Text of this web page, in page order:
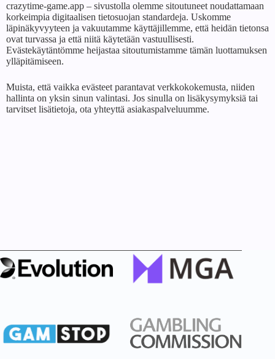
crazytime-game.app – sivustolla olemme sitoutuneet noudattamaan
korkeimpia digitaalisen tietosuojan standardeja. Uskomme
läpinäkyvyyteen ja vakuutamme käyttäjillemme, että heidän tietonsa
ovat turvassa ja että niitä käytetään vastuullisesti.
Evästekäytäntömme heijastaa sitoutumistamme tämän luottamuksen
ylläpitämiseen.
Muista, että vaikka evästeet parantavat verkkokokemusta, niiden
hallinta on yksin sinun valintasi. Jos sinulla on lisäkysymyksiä tai
tarvitset lisätietoja, ota yhteyttä asiakaspalveluumme.